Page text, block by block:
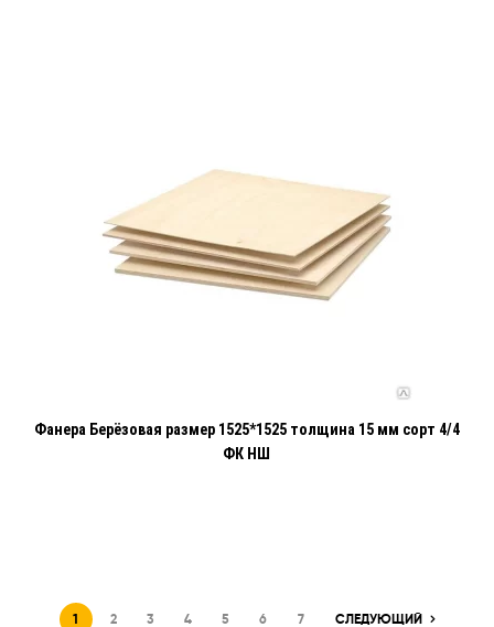
Фанера Берёзовая размер 1525*1525 толщина 15 мм сорт 4/4
ФК НШ
1 2 3 4 5 6 7 СЛЕДУЮЩИЙ